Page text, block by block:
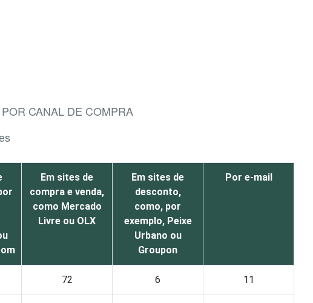
CANAL DE COMPRA
Em sites de
compra e venda,
como Mercado
Livre ou OLX
Em sites de
desconto,
como, por
exemplo, Peixe
Urbano ou
Groupon
Por e-mail
72 6 11